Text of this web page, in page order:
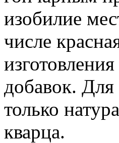
изобилие
числе
добавок. Для
только
кварца.